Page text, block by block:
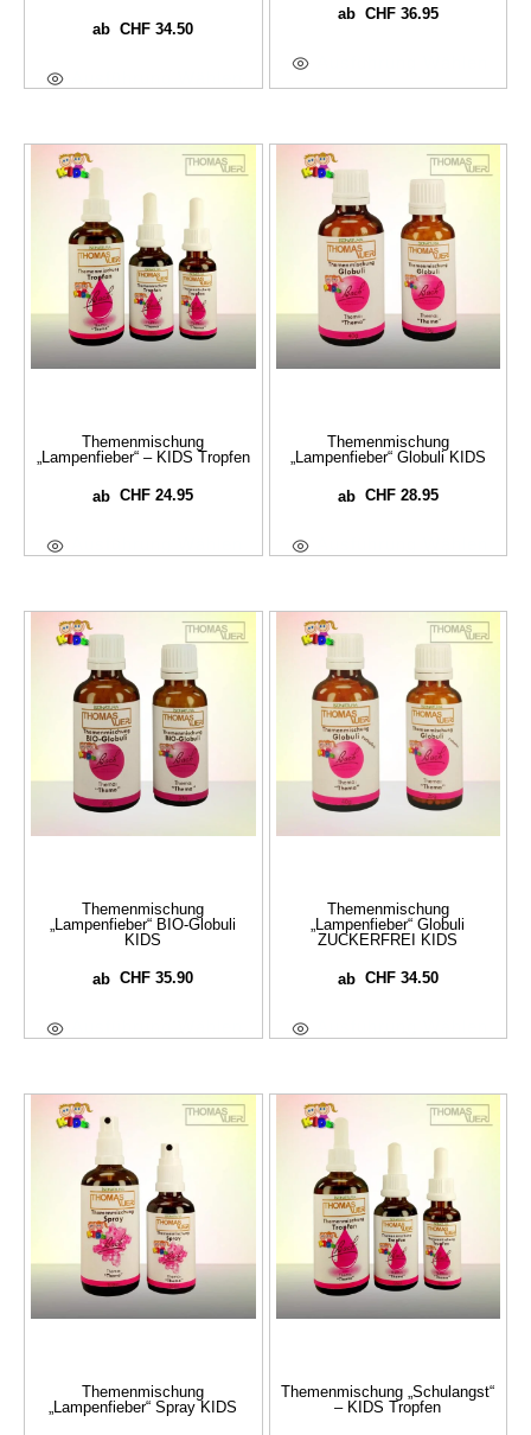
abCHF 34.50
ab CHF36.95
Themenmischung
„Lampenfieber“ – KIDS Tropfen
abCHF 24.95
Themenmischung
„Lampenfieber“ Globuli KIDS
ab CHF28.95
Themenmischung
„Lampenfieber“ BIO-Globuli
KIDS
abCHF 35.90
Themenmischung
„Lampenfieber“ Globuli
ZUCKERFREI KIDS
ab CHF34.50
Themenmischung
„Lampenfieber“ Spray KIDS
Themenmischung „Schulangst“
– KIDS Tropfen